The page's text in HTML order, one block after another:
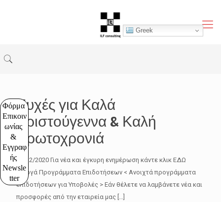
Φόρμα
Επικοιν
ωνίας
&
Εγγραφ
ής
Newsle
tter
Ευχές για Καλά
Χριστούγεννα & Καλή
πρωτοχρονιά
21/12/2020 Για νέα και έγκυρη ενημέρωση κάντε κλικ ΕΔΩ
Ενεργά Προγράμματα Επιδοτήσεων < Ανοιχτά προγράμματα
επιδοτήσεων για Υποβολές > Εάν θέλετε να λαμβάνετε νέα και
προσφορές από την εταιρεία μας […]
Greek